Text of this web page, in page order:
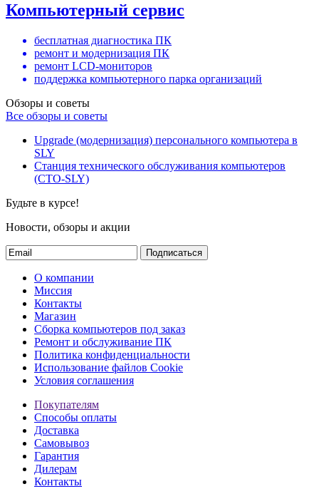
Компьютерный сервис
бесплатная диагностика ПК
ремонт и модернизация ПК
ремонт LCD-мониторов
поддержка компьютерного парка организаций
Обзоры и советы
Все обзоры и советы
Upgrade (модернизация) персонального компьютера в
SLY
Станция технического обслуживания компьютеров
(СТО-SLY)
Будьте в курсе!
Новости, обзоры и акции
Подписаться
О компании
Миссия
Контакты
Магазин
Сборка компьютеров под заказ
Ремонт и обслуживание ПК
Политика конфиденциальности
Использование файлов Cookie
Условия соглашения
Покупателям
Способы оплаты
Доставка
Самовывоз
Гарантия
Дилерам
Контакты